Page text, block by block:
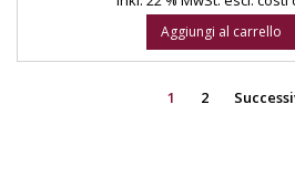
Aggiungi al carrello
1 2